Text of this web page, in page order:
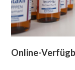
Online-